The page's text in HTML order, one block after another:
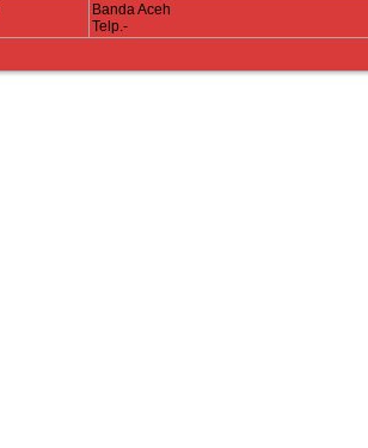
Banda Aceh
Telp.-